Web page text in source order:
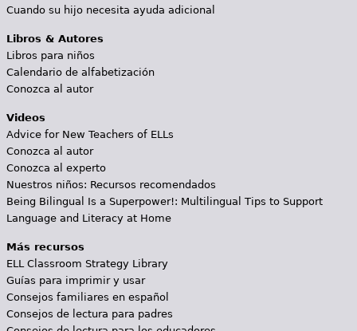
Cuando su hijo necesita ayuda adicional
Libros & Autores
Libros para niños
Calendario de alfabetización
Conozca al autor
Videos
Advice for New Teachers of ELLs
Conozca al autor
Conozca al experto
Nuestros niños: Recursos recomendados
Being Bilingual Is a Superpower!: Multilingual Tips to Support
Language and Literacy at Home
Más recursos
ELL Classroom Strategy Library
Guías para imprimir y usar
Consejos familiares en español
Consejos de lectura para padres